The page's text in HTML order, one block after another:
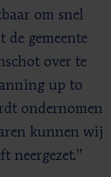
om snel
de gemeente
over te
up to
ondernomen
kunnen wij
neergezet.”